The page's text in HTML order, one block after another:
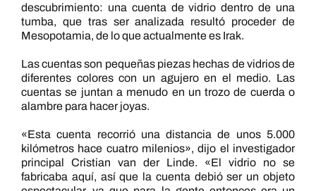
descubrimiento: una cuenta de vidrio dentro de una
tumba, que tras ser analizada resultó proceder de
Mesopotamia, de lo que actualmente es Irak.
Las cuentas son pequeñas piezas hechas de vidrios de
diferentes colores con un agujero en el medio. Las
cuentas se juntan a menudo en un trozo de cuerda o
alambre para hacer joyas.
«Esta cuenta recorrió una distancia de unos 5.000
kilómetros hace cuatro milenios», dijo el investigador
principal Cristian van der Linde. «El vidrio no se
fabricaba aquí, así que la cuenta debió ser un objeto